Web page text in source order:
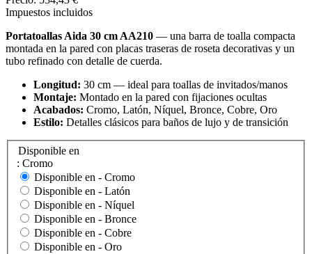
Impuestos incluidos
Portatoallas Aida 30 cm AA210 — una barra de toalla compacta
montada en la pared con placas traseras de roseta decorativas y un
tubo refinado con detalle de cuerda.
Longitud: 30 cm — ideal para toallas de invitados/manos
Montaje: Montado en la pared con fijaciones ocultas
Acabados: Cromo, Latón, Níquel, Bronce, Cobre, Oro
Estilo: Detalles clásicos para baños de lujo y de transición
Disponible en
: Cromo
Disponible en - Cromo
Disponible en - Latón
Disponible en - Níquel
Disponible en - Bronce
Disponible en - Cobre
Disponible en - Oro